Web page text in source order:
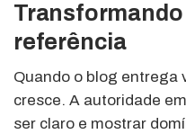
Transformando
referência
Quando o blog entrega
cresce. A autoridade
ser claro e mostrar